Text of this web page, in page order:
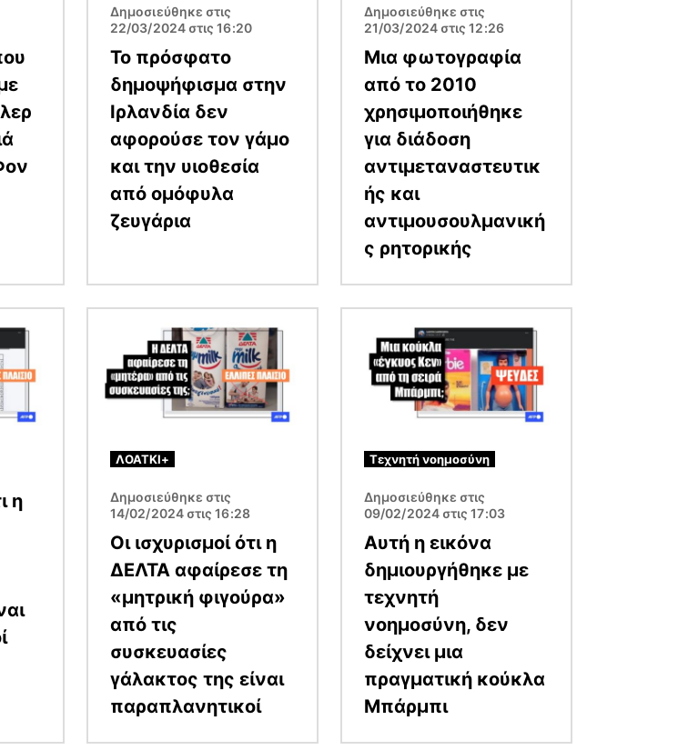
Δημοσιεύθηκε στις
22/03/2024 στις 16:20
Το πρόσφατο
δημοψήφισμα στην
Ιρλανδία δεν
αφορούσε τον γάμο
και την υιοθεσία
από ομόφυλα
ζευγάρια
Δημοσιεύθηκε στις
21/03/2024 στις 12:26
Μια φωτογραφία
από το 2010
χρησιμοποιήθηκε
για διάδοση
αντιμεταναστευτικ
ής και
αντιμουσουλμανική
ς ρητορικής
η
ΛΟΑΤΚΙ+
Δημοσιεύθηκε στις
14/02/2024 στις 16:28
Οι ισχυρισμοί ότι η
ΔΕΛΤΑ αφαίρεσε τη
«μητρική φιγούρα»
από τις
συσκευασίες
γάλακτος της είναι
παραπλανητικοί
Τεχνητή νοημοσύνη
Δημοσιεύθηκε στις
09/02/2024 στις 17:03
Αυτή η εικόνα
δημιουργήθηκε με
τεχνητή
νοημοσύνη, δεν
δείχνει μια
πραγματική κούκλα
Μπάρμπι